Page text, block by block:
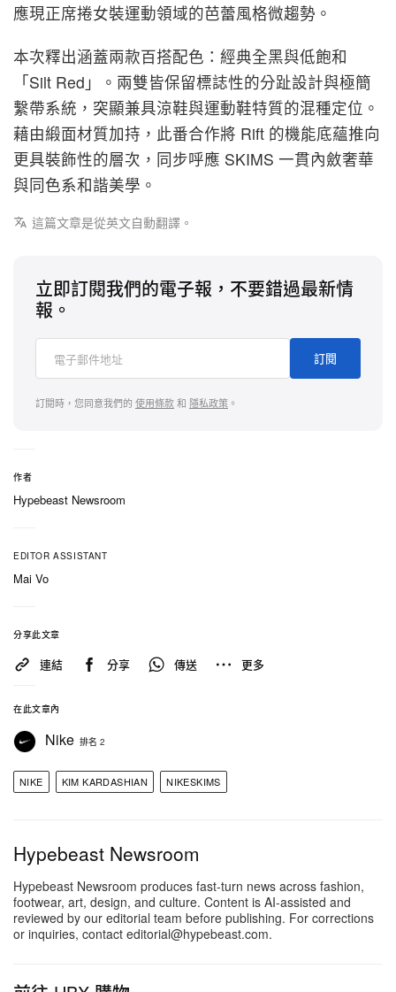
應現正席捲女裝運動領域的芭蕾風格微趨勢。
本次釋出涵蓋兩款百搭配色：經典全黑與低飽和
「Silt Red」。兩雙皆保留標誌性的分趾設計與極簡
繫帶系統，突顯兼具涼鞋與運動鞋特質的混種定位。
藉由緞面材質加持，此番合作將 Rift 的機能底蘊推向
更具裝飾性的層次，同步呼應 SKIMS 一貫內斂奢華
與同色系和諧美學。
這篇文章是從英文自動翻譯。
立即訂閱我們的電子報，不要錯過最新情
報。
訂閱
訂閱時，您同意我們的 使用條款和 隱私政策 。
作者
Hypebeast Newsroom
EDITOR ASSISTANT
Mai Vo
分享此文章
連結 分享 傳送 更多
在此文章內
Nike 排名 2
NIKE KIM KARDASHIAN NIKESKIMS
Hypebeast Newsroom
Hypebeast Newsroom produces fast-turn news across fashion,
footwear, art, design, and culture. Content is AI-assisted and
reviewed by our editorial team before publishing. For corrections
or inquiries, contact editorial@hypebeast.com.